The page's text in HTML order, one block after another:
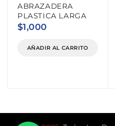
ABRAZADERA
PLASTICA LARGA
$1,000
AÑADIR AL CARRITO